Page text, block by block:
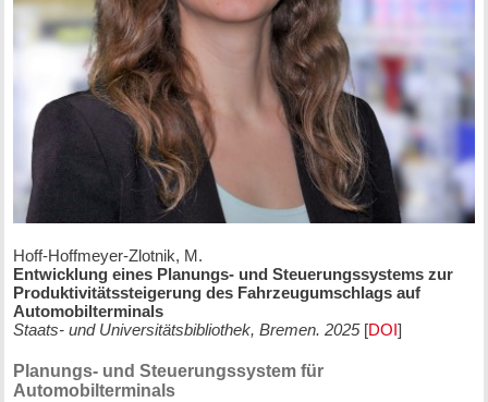
Hoff-Hoffmeyer-Zlotnik, M.
Entwicklung eines Planungs- und Steuerungssystems zur
Produktivitätssteigerung des Fahrzeugumschlags auf
Automobilterminals
Staats- und Universitätsbibliothek, Bremen. 2025[DOI]
Planungs- und Steuerungssystem für
Automobilterminals